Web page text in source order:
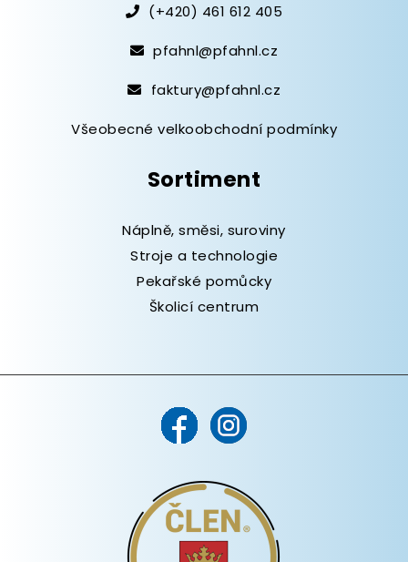
(+420) 461 612 405
pfahnl@pfahnl.cz
faktury@pfahnl.cz
Všeobecné velkoobchodní podmínky
Sortiment
Náplně, směsi, suroviny
Stroje a technologie
Pekařské pomůcky
Školicí centrum